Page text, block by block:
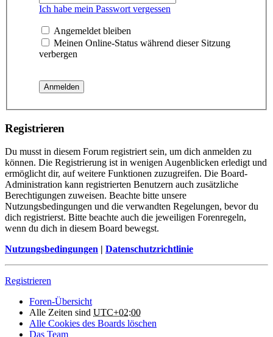
Ich habe mein Passwort vergessen
Angemeldet bleiben
Meinen Online-Status während dieser Sitzung
verbergen
Registrieren
Du musst in diesem Forum registriert sein, um dich anmelden zu
können. Die Registrierung ist in wenigen Augenblicken erledigt und
ermöglicht dir, auf weitere Funktionen zuzugreifen. Die Board-
Administration kann registrierten Benutzern auch zusätzliche
Berechtigungen zuweisen. Beachte bitte unsere
Nutzungsbedingungen und die verwandten Regelungen, bevor du
dich registrierst. Bitte beachte auch die jeweiligen Forenregeln,
wenn du dich in diesem Board bewegst.
Nutzungsbedingungen | Datenschutzrichtlinie
Registrieren
Foren-Übersicht
Alle Zeiten sind UTC+02:00
Alle Cookies des Boards löschen
Das Team